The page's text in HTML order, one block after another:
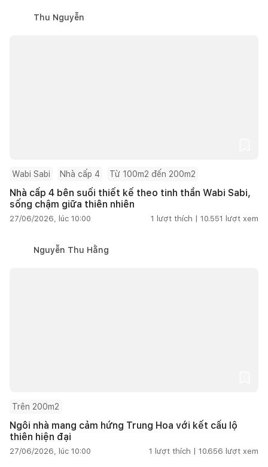
Thu Nguyễn
Wabi Sabi Nhà cấp 4 Từ 100m2 đến 200m2
Nhà cấp 4 bên suối thiết kế theo tinh thần Wabi Sabi,
sống chậm giữa thiên nhiên
27/06/2026, lúc 10:00 1 lượt thích | 10.551 lượt xem
Nguyễn Thu Hằng
Trên 200m2
Ngôi nhà mang cảm hứng Trung Hoa với kết cấu lộ
thiên hiện đại
27/06/2026, lúc 10:00 1 lượt thích | 10.656 lượt xem